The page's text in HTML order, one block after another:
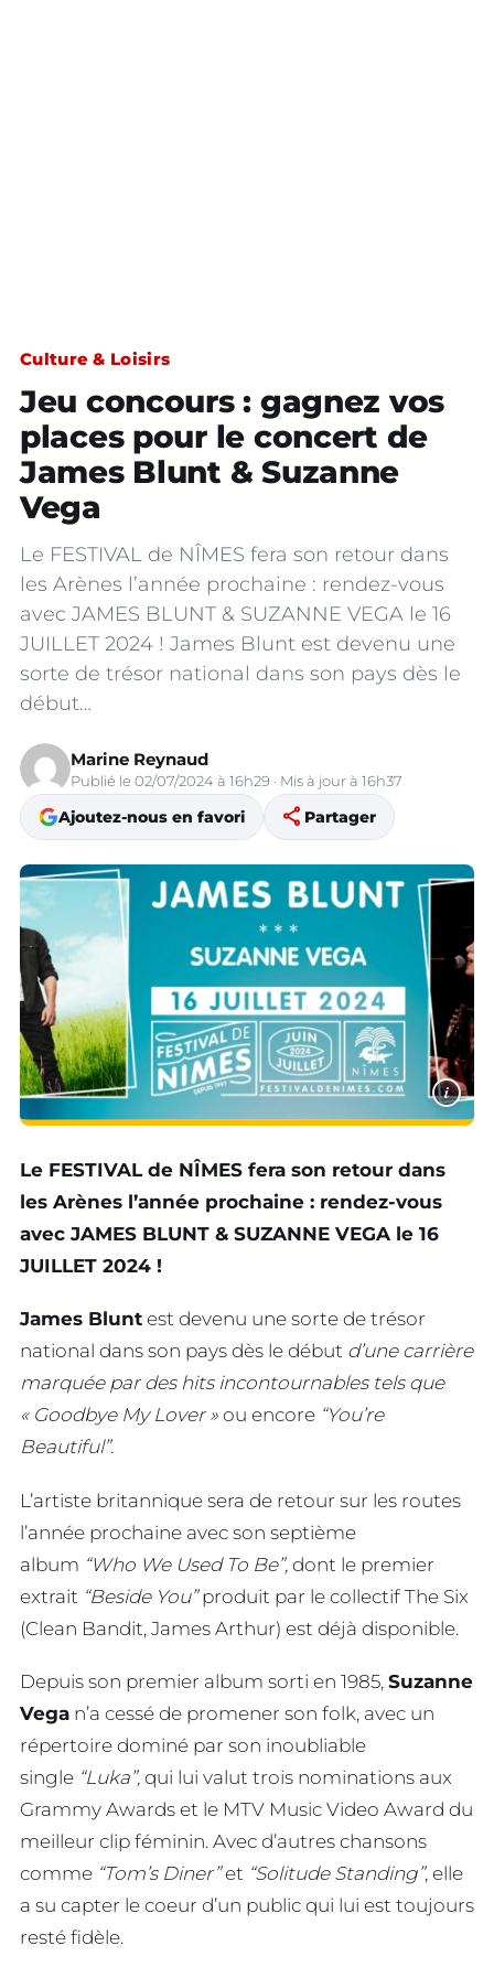
Culture & Loisirs
Jeu concours : gagnez vos
places pour le concert de
James Blunt & Suzanne
Vega
Le FESTIVAL de NÎMES fera son retour dans
les Arènes l’année prochaine : rendez-vous
avec JAMES BLUNT & SUZANNE VEGA le 16
JUILLET 2024 ! James Blunt est devenu une
sorte de trésor national dans son pays dès le
début…
Marine Reynaud
Publié le 02/07/2024 à 16h29 · Mis à jour à 16h37
Ajoutez-nous en favori share Partager
i
Le FESTIVAL de NÎMES fera son retour dans
les Arènes l’année prochaine : rendez-vous
avec JAMES BLUNT & SUZANNE VEGA le 16
JUILLET 2024 !
James Blunt est devenu une sorte de trésor
national dans son pays dès le début d’une carrière
marquée par des hits incontournables tels que
« Goodbye My Lover » ou encore “You’re
Beautiful”.
L’artiste britannique sera de retour sur les routes
l’année prochaine avec son septième
album “Who We Used To Be”, dont le premier
extrait “Beside You”produit par le collectif The Six
(Clean Bandit, James Arthur) est déjà disponible.
Depuis son premier album sorti en 1985, Suzanne
Vega n’a cessé de promener son folk, avec un
répertoire dominé par son inoubliable
single “Luka”, qui lui valut trois nominations aux
Grammy Awards et le MTV Music Video Award du
meilleur clip féminin. Avec d’autres chansons
comme “Tom’s Diner”et “Solitude Standing”, elle
a su capter le coeur d’un public qui lui est toujours
resté fidèle.